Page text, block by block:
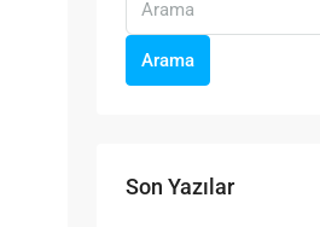
Arama
Son Yazılar